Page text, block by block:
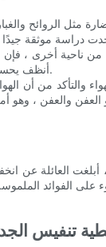
مثل الروائح
دراسة موثقة جيدًا
ناحية أخرى ، فإن
أنظف يحسن جودة الهواء الداخلي والراحة الكلية.
والتأكد من أن
أبلغت العائلة عن
تنفيس